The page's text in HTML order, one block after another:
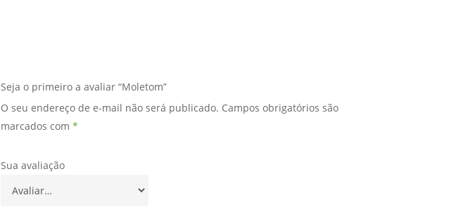
Seja o primeiro a avaliar “Moletom”
O seu endereço de e-mail não será publicado. Campos obrigatórios são
marcados com *
Sua avaliação